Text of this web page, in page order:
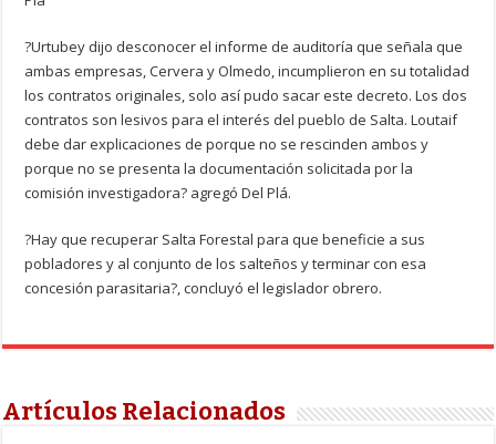
?Urtubey dijo desconocer el informe de auditoría que señala que
ambas empresas, Cervera y Olmedo, incumplieron en su totalidad
los contratos originales, solo así pudo sacar este decreto. Los dos
contratos son lesivos para el interés del pueblo de Salta. Loutaif
debe dar explicaciones de porque no se rescinden ambos y
porque no se presenta la documentación solicitada por la
comisión investigadora? agregó Del Plá.
?Hay que recuperar Salta Forestal para que beneficie a sus
pobladores y al conjunto de los salteños y terminar con esa
concesión parasitaria?, concluyó el legislador obrero.
Artículos Relacionados